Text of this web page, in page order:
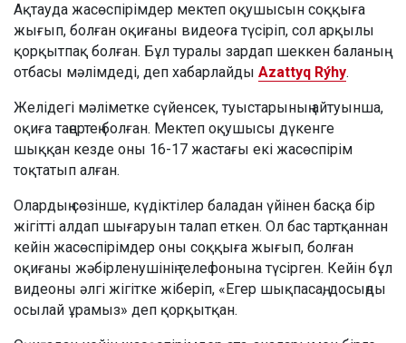
Ақтауда жасөспірімдер мектеп оқушысын соққыға
жығып, болған оқиғаны видеоға түсіріп, сол арқылы
қорқытпақ болған. Бұл туралы зардап шеккен баланың
отбасы мәлімдеді, деп хабарлайды Azattyq Rýhy.
Желідегі мәліметке сүйенсек, туыстарының айтуынша,
оқиға таңертең болған. Мектеп оқушысы дүкенге
шыққан кезде оны 16-17 жастағы екі жасөспірім
тоқтатып алған.
Олардың сөзінше, күдіктілер баладан үйінен басқа бір
жігітті алдап шығаруын талап еткен. Ол бас тартқаннан
кейін жасөспірімдер оны соққыға жығып, болған
оқиғаны жәбірленушінің телефонына түсірген. Кейін бұл
видеоны әлгі жігітке жіберіп, «Егер шықпасаң, досыңды
осылай ұрамыз» деп қорқытқан.